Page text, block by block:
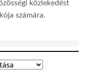
közlekedést
számára.